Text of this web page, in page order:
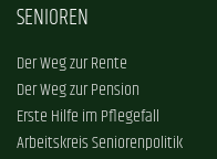
SENIOREN
Der Weg zur Rente
Der Weg zur Pension
Erste Hilfe im Pflegefall
Arbeitskreis Seniorenpolitik